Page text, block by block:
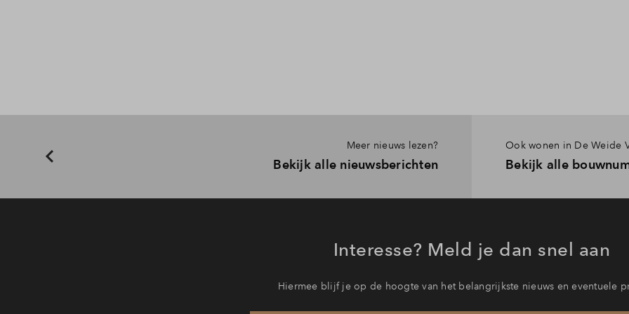
Meer nieuws lezen?
Bekijk alle nieuwsberichten
Ook wonen in De Weide
Bekijk alle
Interesse? Meld je dan snel aan
Hiermee blijf je op de hoogte van het belangrijkste nieuws en eventuele